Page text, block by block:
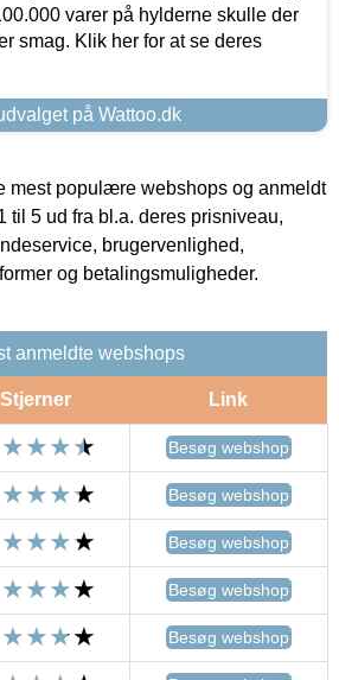
varer på hylderne skulle der
smag. Klik her for at se deres
på Wattoo.dk
mest populære webshops og anmeldt
til 5 ud fra bl.a. deres prisniveau,
brugervenlighed,
og betalingsmuligheder.
anmeldte webshops
Stjerner Link
Besøg webshop
Besøg webshop
Besøg webshop
Besøg webshop
Besøg webshop